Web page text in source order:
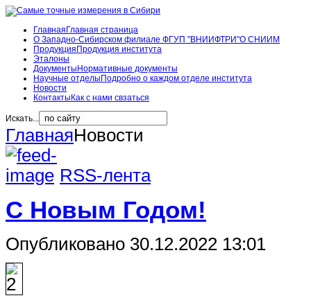
Главная Главная страница
О Западно-Сибирском филиале ФГУП "ВНИИФТРИ"О СНИИМ
Продукция Продукция института
Эталоны
Документы Нормативные документы
Научные отделы Подробно о каждом отделе института
Новости
Контакты Как с нами свзаться
Искать...
ГлавнаяНовости
RSS-лента
С Новым Годом!
Опубликовано 30.12.2022 13:01